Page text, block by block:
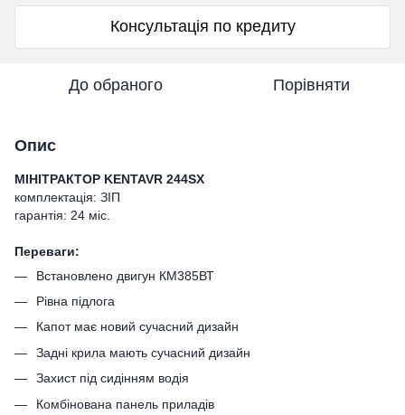
Консультація по кредиту
До обраного Порівняти
Опис
МІНІТРАКТОР KENTAVR 244SX
комплектація: ЗІП
гарантія: 24 міс.
Переваги:
Встановлено двигун КМ385ВТ
Рівна підлога
Капот має новий сучасний дизайн
Задні крила мають сучасний дизайн
Захист під сидінням водія
Комбінована панель приладів